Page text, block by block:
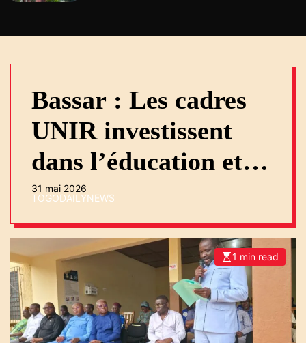
Bassar : Les cadres
UNIR investissent
dans l’éducation et la
sécurité
31 mai 2026
TOGODAILYNEWS
E
s
m
a
t
e
d
1 min read